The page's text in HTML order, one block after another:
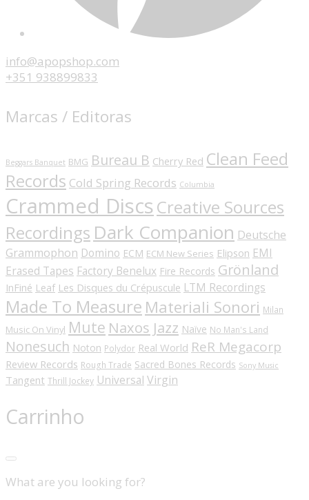
info@apopshop.com
+351 938899833
Marcas / Editoras
Beggars Banquet BMG Bureau B Cherry Red Clean Feed
Records Cold Spring Records Columbia
Crammed Discs Creative Sources
Recordings Dark Companion Deutsche
Grammophon Domino ECM ECM New Series Elipson EMI
Erased Tapes Factory Benelux Fire Records Grönland
InFiné Leaf Les Disques du Crépuscule LTM Recordings
Made To Measure Materiali Sonori Milan
Music On Vinyl Mute Naxos Jazz Naïve No Man's Land
Nonesuch Noton Polydor Real World ReR Megacorp
Review Records Rough Trade Sacred Bones Records Sony Music
Tangent Thrill Jockey Universal Virgin
Carrinho
What are you looking for?